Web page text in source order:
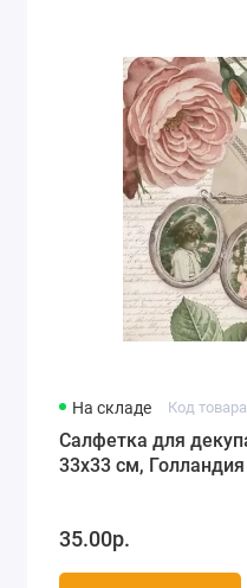
На складе Код
Салфетка для
33х33 см, Голландия
35.00р.